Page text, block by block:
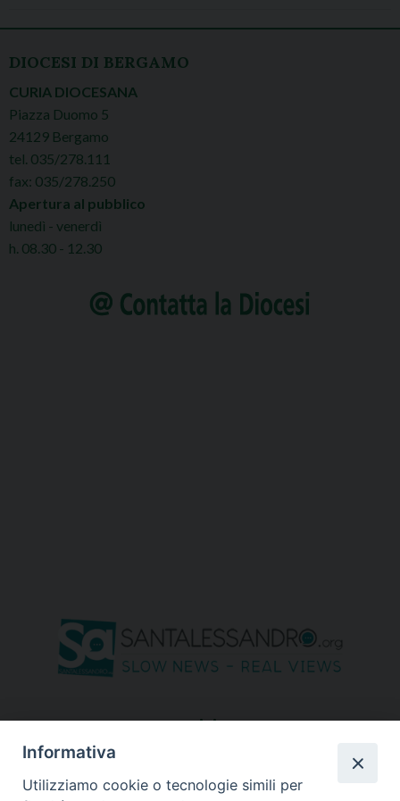
DIOCESI DI BERGAMO
CURIA DIOCESANA
Piazza Duomo 5
24129 Bergamo
tel. 035/278.111
fax: 035/278.250
Apertura al pubblico
lunedì - venerdì
h. 08.30 - 12.30
seguici su
Informativa
Utilizziamo cookie o tecnologie simili per